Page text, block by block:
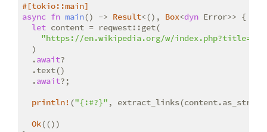
#[tokio::main]
async fn main() -> Result<(), Box<dyn Error>> {
let content = reqwest::get(
"https://en.wikipedia.org/w/
  )
  .
await?
  .text()
  .
await?;
println! ("{:#?}" ,
Ok(())